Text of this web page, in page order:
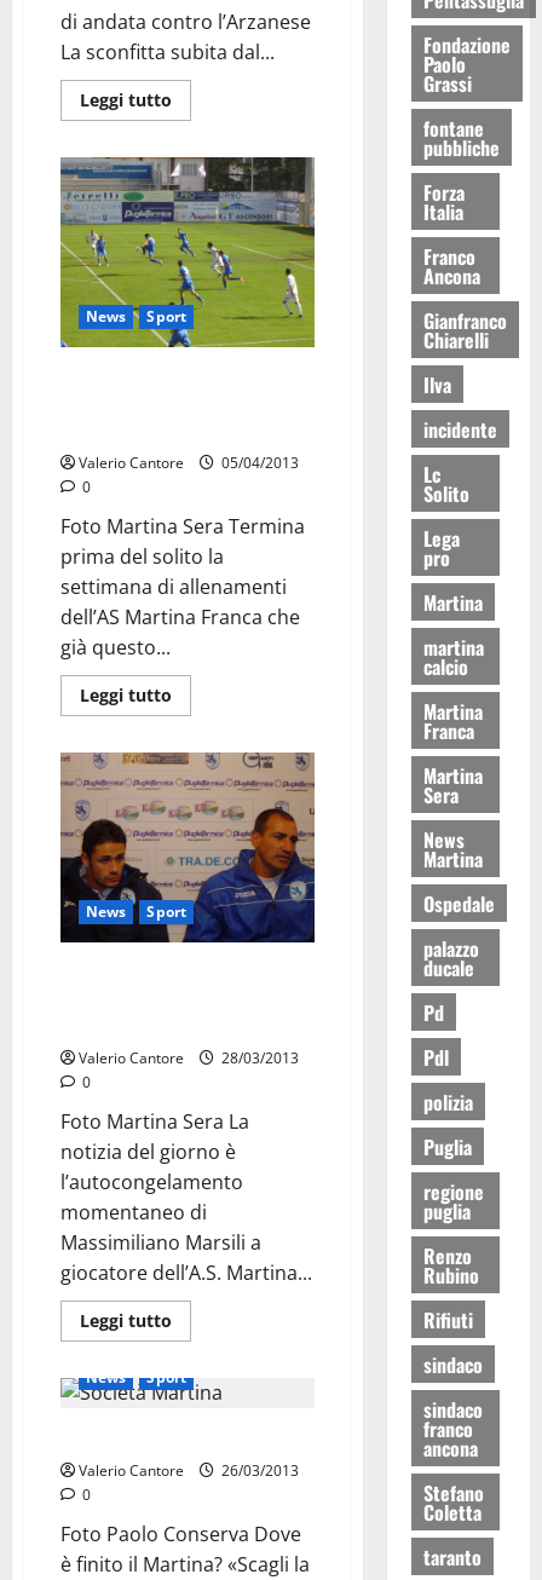
di andata contro l’Arzanese
La sconfitta subita dal...
Leggi tutto
News Sport
Valerio Cantore
05/04/2013
0
Foto Martina Sera Termina
prima del solito la
settimana di allenamenti
dell’AS Martina Franca che
già questo...
Leggi tutto
News Sport
Valerio Cantore
28/03/2013
0
Foto Martina Sera La
notizia del giorno è
l’autocongelamento
momentaneo di
Massimiliano Marsili a
giocatore dell’A.S. Martina...
Leggi tutto
News Sport
Valerio Cantore
26/03/2013
0
Foto Paolo Conserva Dove
è finito il Martina? «Scagli la
Fondazione
Paolo
Grassi
fontane
pubbliche
Forza
Italia
Franco
Ancona
Gianfranco
Chiarelli
Ilva
incidente
Lc
Solito
Lega
pro
Martina
martina
calcio
Martina
Franca
Martina
Sera
News
Martina
Ospedale
palazzo
ducale
Pd
Pdl
polizia
Puglia
regione
puglia
Renzo
Rubino
Rifiuti
sindaco
sindaco
franco
ancona
Stefano
Coletta
taranto